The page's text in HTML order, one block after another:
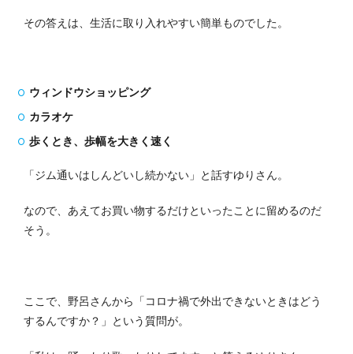
その答えは、生活に取り入れやすい簡単ものでした。
ウィンドウショッピング
カラオケ
歩くとき、歩幅を大きく速く
「ジム通いはしんどいし続かない」と話すゆりさん。
なので、あえてお買い物するだけといったことに留めるのだ
そう。
ここで、野呂さんから「コロナ禍で外出できないときはどう
するんですか？」という質問が。